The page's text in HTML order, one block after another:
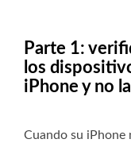
Parte 1:
los
iPhone y no
Cuando su iPhone